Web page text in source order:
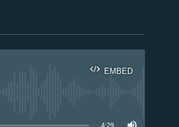
EMBED
4:29